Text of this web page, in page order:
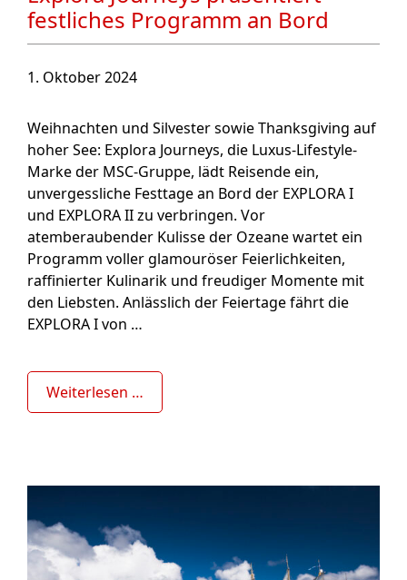
festliches Programm an Bord
1. Oktober 2024
Weihnachten und Silvester sowie Thanksgiving auf
hoher See: Explora Journeys, die Luxus-Lifestyle-
Marke der MSC-Gruppe, lädt Reisende ein,
unvergessliche Festtage an Bord der EXPLORA I
und EXPLORA II zu verbringen. Vor
atemberaubender Kulisse der Ozeane wartet ein
Programm voller glamouröser Feierlichkeiten,
raffinierter Kulinarik und freudiger Momente mit
den Liebsten. Anlässlich der Feiertage fährt die
EXPLORA I von …
Weiterlesen …